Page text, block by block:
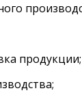
продукции;